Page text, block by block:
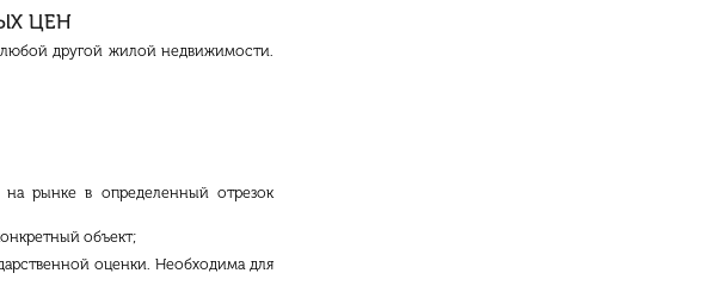
ЦЕН
другой жилой недвижимости.
на рынке в определенный отрезок
объект;
оценки. Необходима для